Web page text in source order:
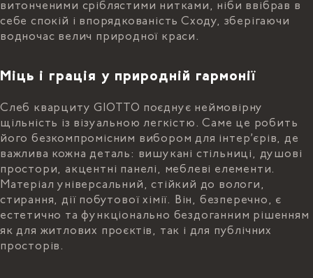
витонченими сріблястими нитками, ніби ввібрав в
себе спокій і впорядкованість Сходу, зберігаючи
водночас велич природної краси.
Міць і грація у природній гармонії
Слеб кварциту GIOTTO поєднує неймовірну
щільність із візуальною легкістю. Саме це робить
його безкомпромісним вибором для інтер’єрів, де
важлива кожна деталь: вишукані стільниці, душові
простори, акцентні панелі, меблеві елементи.
Матеріал універсальний, стійкий до вологи,
стирання, дії побутової хімії. Він, безперечно, є
естетично та функціонально бездоганним рішенням
як для житлових проєктів, так і для публічних
просторів.